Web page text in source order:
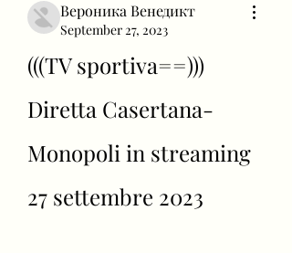
Вероника Венедикт
September 27, 2023
(((TV sportiva==)))
Diretta Casertana-
Monopoli in streaming
27 settembre 2023